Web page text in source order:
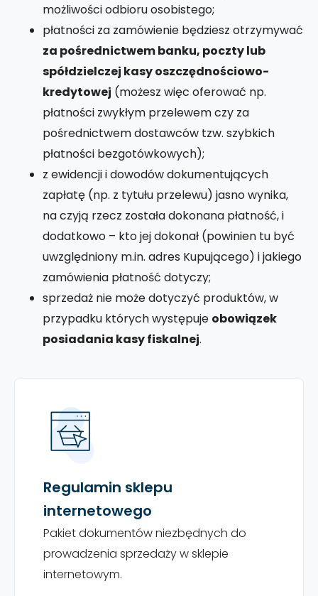
możliwości odbioru osobistego;
płatności za zamówienie będziesz otrzymywać
za pośrednictwem banku, poczty lub
spółdzielczej kasy oszczędnościowo-
kredytowej (możesz więc oferować np.
płatności zwykłym przelewem czy za
pośrednictwem dostawców tzw. szybkich
płatności bezgotówkowych);
z ewidencji i dowodów dokumentujących
zapłatę (np. z tytułu przelewu) jasno wynika,
na czyją rzecz została dokonana płatność, i
dodatkowo – kto jej dokonał (powinien tu być
uwzględniony m.in. adres Kupującego) i jakiego
zamówienia płatność dotyczy;
sprzedaż nie może dotyczyć produktów, w
przypadku których występuje obowiązek
posiadania kasy fiskalnej.
Regulamin sklepu
internetowego
Pakiet dokumentów niezbędnych do
prowadzenia sprzedaży w sklepie
internetowym.